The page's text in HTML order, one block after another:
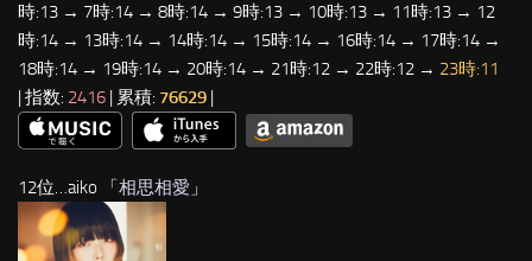
時:13 → 7時:14 → 8時:14 → 9時:13 → 10時:13 → 11時:13 → 12
時:14 → 13時:14 → 14時:14 → 15時:14 → 16時:14 → 17時:14 →
18時:14 → 19時:14 → 20時:14 → 21時:12 → 22時:12 → 23時:11
| 指数: 2416 | 累積: 76629 |
12位…aiko 「相思相愛 」